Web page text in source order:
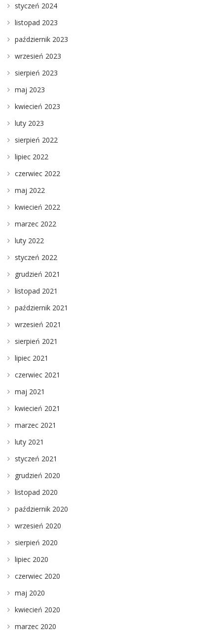
styczeń 2024
listopad 2023
październik 2023
wrzesień 2023
sierpień 2023
maj 2023
kwiecień 2023
luty 2023
sierpień 2022
lipiec 2022
czerwiec 2022
maj 2022
kwiecień 2022
marzec 2022
luty 2022
styczeń 2022
grudzień 2021
listopad 2021
październik 2021
wrzesień 2021
sierpień 2021
lipiec 2021
czerwiec 2021
maj 2021
kwiecień 2021
marzec 2021
luty 2021
styczeń 2021
grudzień 2020
listopad 2020
październik 2020
wrzesień 2020
sierpień 2020
lipiec 2020
czerwiec 2020
maj 2020
kwiecień 2020
marzec 2020